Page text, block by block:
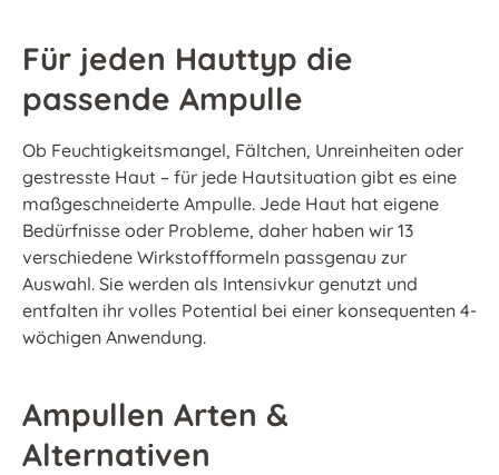
Für jeden Hauttyp die
passende Ampulle
Ob Feuchtigkeitsmangel, Fältchen, Unreinheiten oder
gestresste Haut – für jede Hautsituation gibt es eine
maßgeschneiderte Ampulle. Jede Haut hat eigene
Bedürfnisse oder Probleme, daher haben wir 13
verschiedene Wirkstoffformeln passgenau zur
Auswahl. Sie werden als Intensivkur genutzt und
entfalten ihr volles Potential bei einer konsequenten 4-
wöchigen Anwendung.
Ampullen Arten &
Alternativen